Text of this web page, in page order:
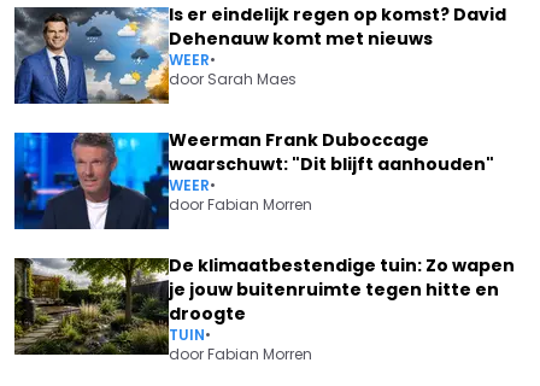
Is er eindelijk regen op komst? David
Dehenauw komt met nieuws
WEER•
door Sarah Maes
Weerman Frank Duboccage
waarschuwt: "Dit blijft aanhouden"
WEER•
doorFabian Morren
De klimaatbestendige tuin: Zo wapen
je jouw buitenruimte tegen hitte en
droogte
TUIN•
doorFabian Morren